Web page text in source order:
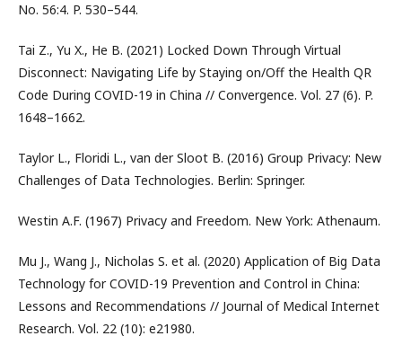
No. 56:4. P. 530–544.
Tai Z., Yu X., He B. (2021) Locked Down Through Virtual
Disconnect: Navigating Life by Staying on/Off the Health QR
Code During COVID-19 in China // Convergence. Vol. 27 (6). P.
1648–1662.
Taylor L., Floridi L., van der Sloot B. (2016) Group Privacy: New
Challenges of Data Technologies. Berlin: Springer.
Westin A.F. (1967) Privacy and Freedom. New York: Athenaum.
Mu J., Wang J., Nicholas S. et al. (2020) Application of Big Data
Technology for COVID-19 Prevention and Control in China:
Lessons and Recommendations // Journal of Medical Internet
Research. Vol. 22 (10): e21980.